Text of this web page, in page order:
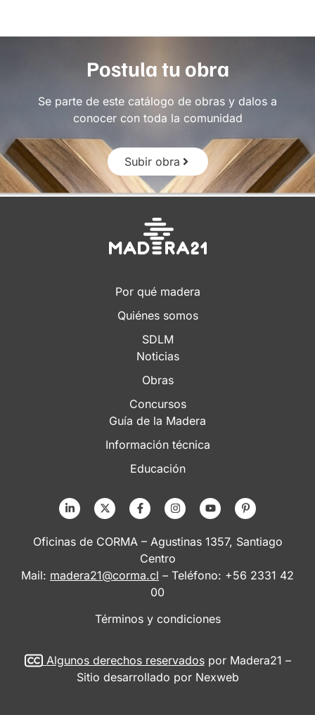
Postula tu obra
Se parte de este catálogo de obras y dalos a
conocer con toda la comunidad
Subir obra
Por qué madera
Quiénes somos
SDLM
Noticias
Obras
Concursos
Guía de la Madera
Información técnica
Educación
Oficinas de CORMA – Agustinas 1357, Santiago
Centro
Mail: madera21@corma.cl – Teléfono: +56 2331 42
00
Términos y condiciones
Algunos derechos reservadospor Madera21 –
Sitio desarrollado por Nexweb